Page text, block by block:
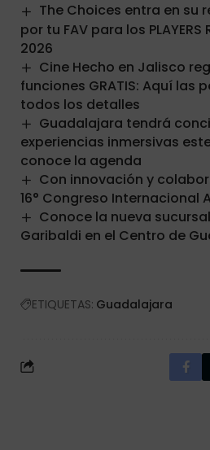
The Choices entra en su
por tu FAV para los
2026
Cine Hecho en Jalisco
funciones GRATIS: Aquí las
todos los detalles
Guadalajara tendrá
experiencias inmersivas
conoce la agenda
Con innovación y
16° Congreso Internacional
Conoce la nueva
Garibaldi en el Centro de
ETIQUETAS: Guadalajara